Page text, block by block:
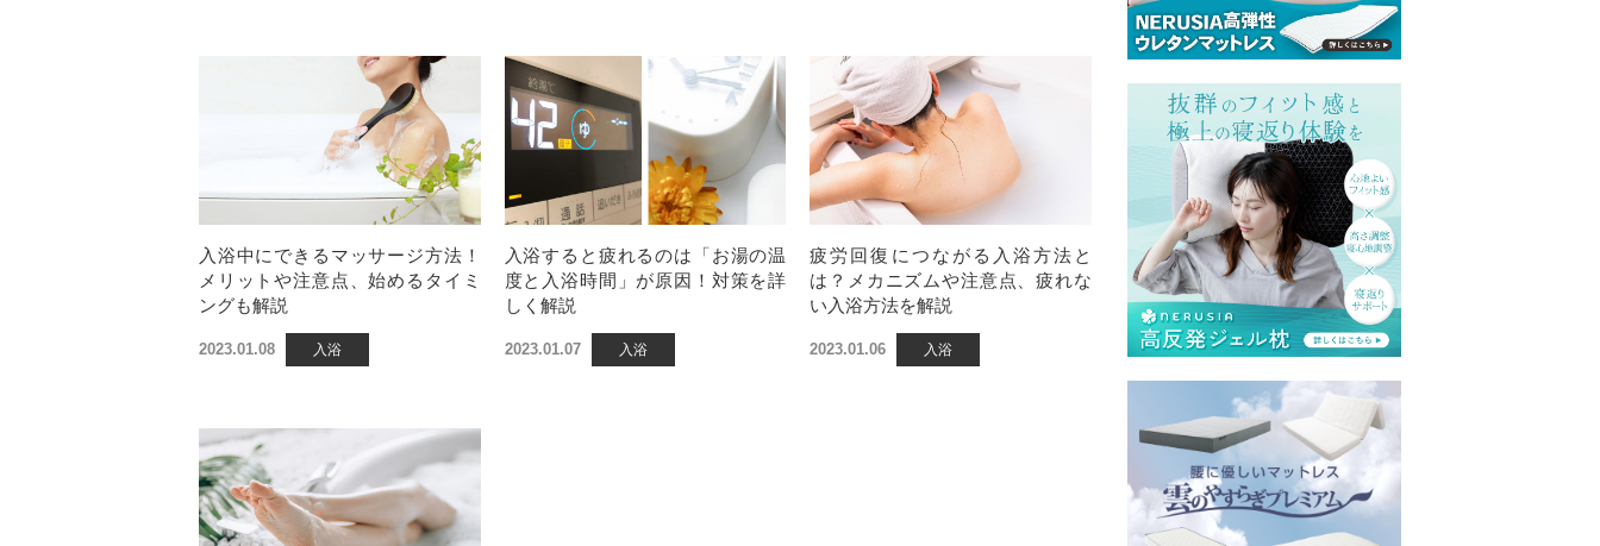
入浴中にできるマッサージ方法！
メリットや注意点、始めるタイミ
ングも解説
2023.01.08 入浴
入浴すると疲れるのは「お湯の温
度と入浴時間」が原因！対策を詳
しく解説
2023.01.07 入浴
疲労回復につながる入浴方法と
は？メカニズムや注意点、疲れな
い入浴方法を解説
2023.01.06 入浴